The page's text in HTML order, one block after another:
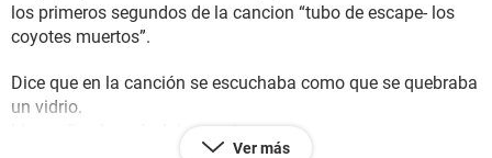
los primeros segundos de la cancion “tubo de escape- los
coyotes muertos”.
Dice que en la canción se escuchaba como que se quebraba
un vidrio.
Lleva años buscándola, gracias.
Ver más